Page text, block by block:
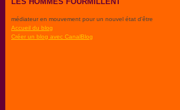
médiateur en mouvement pour un nouvel état d'être
Accueil du blog
Créer un blog avec CanalBlog